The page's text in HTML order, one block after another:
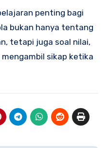
penting bagi
bukan hanya tentang
tetapi juga soal nilai,
sikap ketika